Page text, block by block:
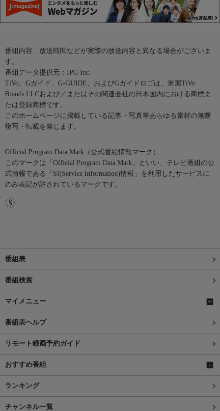
番組内容、放送時間などが実際の放送内容と異なる場合がございま
す。
番組データ提供元：IPG Inc.
TiVo、Gガイド、G-GUIDE、およびGガイドロゴは、米国TiVo
Brands LLCおよび／またはその関連会社の日本国内における商標ま
たは登録商標です。
このホームページに掲載している記事・写真等あらゆる素材の無断
複写・転載を禁じます。
Official Program Data Mark（公式番組情報マーク）
このマークは「Official Program Data Mark」といい、テレビ番組の公
式情報である「SI(Service Information)情報」を利用したサービスに
のみ表記が許されているマークです。
番組表
番組検索
マイメニュー
番組表ヘルプ
リモート録画予約ガイド
おすすめ番組
ランキング
チャンネル一覧